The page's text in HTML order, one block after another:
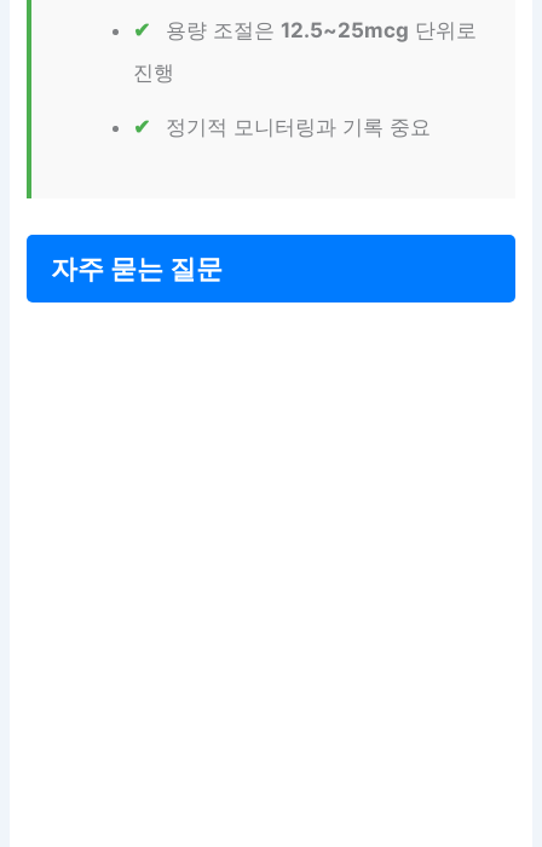
용량 조절은 12.5~25mcg 단위로
진행
정기적 모니터링과 기록 중요
자주 묻는 질문